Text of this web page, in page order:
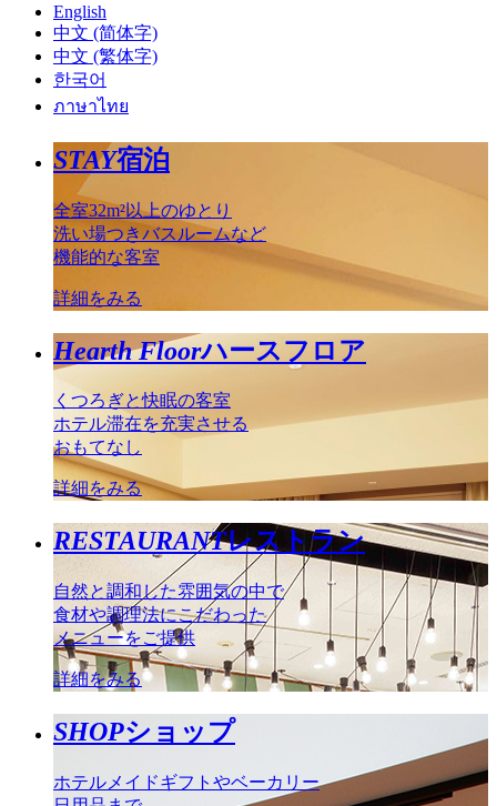
English
中文 (简体字)
中文 (繁体字)
한국어
ภาษาไทย
STAY宿泊
全室32m²以上のゆとり
洗い場つきバスルームなど
機能的な客室
詳細をみる
Hearth Floorハースフロア
くつろぎと快眠の客室
ホテル滞在を充実させる
おもてなし
詳細をみる
RESTAURANTレストラン
自然と調和した雰囲気の中で
食材や調理法にこだわった
メニューをご提供
詳細をみる
SHOPショップ
ホテルメイドギフトやベーカリー